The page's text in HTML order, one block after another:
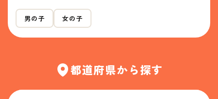
男の子 女の子
都道府県から探す